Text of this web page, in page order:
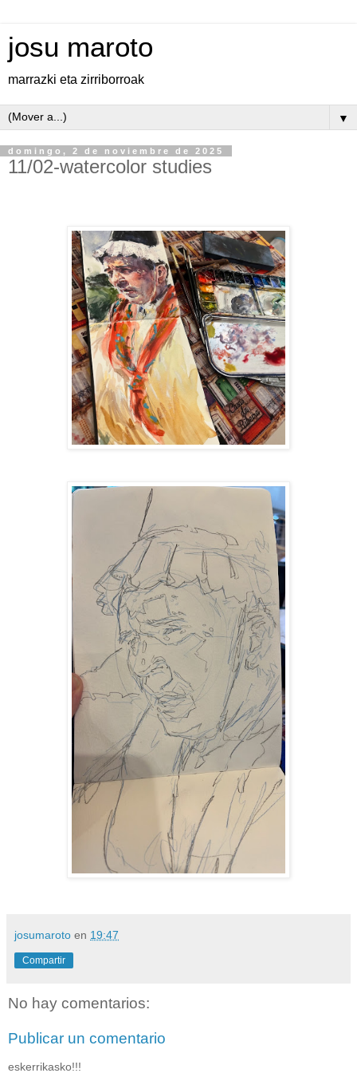
josu maroto
marrazki eta zirriborroak
▼
domingo, 2 de noviembre de 2025
11/02-watercolor studies
josumaroto en 19:47
Compartir
No hay comentarios:
Publicar un comentario
eskerrikasko!!!